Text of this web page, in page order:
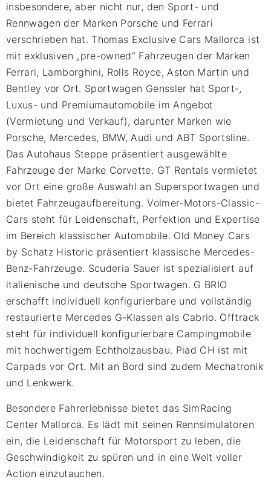
insbesondere, aber nicht nur, den Sport- und
Rennwagen der Marken Porsche und Ferrari
verschrieben hat. Thomas Exclusive Cars Mallorca ist
mit exklusiven „pre-owned“ Fahrzeugen der Marken
Ferrari, Lamborghini, Rolls Royce, Aston Martin und
Bentley vor Ort. Sportwagen Genssler hat Sport-,
Luxus- und Premiumautomobile im Angebot
(Vermietung und Verkauf), darunter Marken wie
Porsche, Mercedes, BMW, Audi und ABT Sportsline.
Das Autohaus Steppe präsentiert ausgewählte
Fahrzeuge der Marke Corvette. GT Rentals vermietet
vor Ort eine große Auswahl an Supersportwagen und
bietet Fahrzeugaufbereitung. Volmer-Motors-Classic-
Cars steht für Leidenschaft, Perfektion und Expertise
im Bereich klassischer Automobile. Old Money Cars
by Schatz Historic präsentiert klassische Mercedes-
Benz-Fahrzeuge. Scuderia Sauer ist spezialisiert auf
italienische und deutsche Sportwagen. G BRIO
erschafft individuell konfigurierbare und vollständig
restaurierte Mercedes G-Klassen als Cabrio. Offtrack
steht für individuell konfigurierbare Campingmobile
mit hochwertigem Echtholzausbau. Piad CH ist mit
Carpads vor Ort. Mit an Bord sind zudem Mechatronik
und Lenkwerk.
Besondere Fahrerlebnisse bietet das SimRacing
Center Mallorca. Es lädt mit seinen Rennsimulatoren
ein, die Leidenschaft für Motorsport zu leben, die
Geschwindigkeit zu spüren und in eine Welt voller
Action einzutauchen.